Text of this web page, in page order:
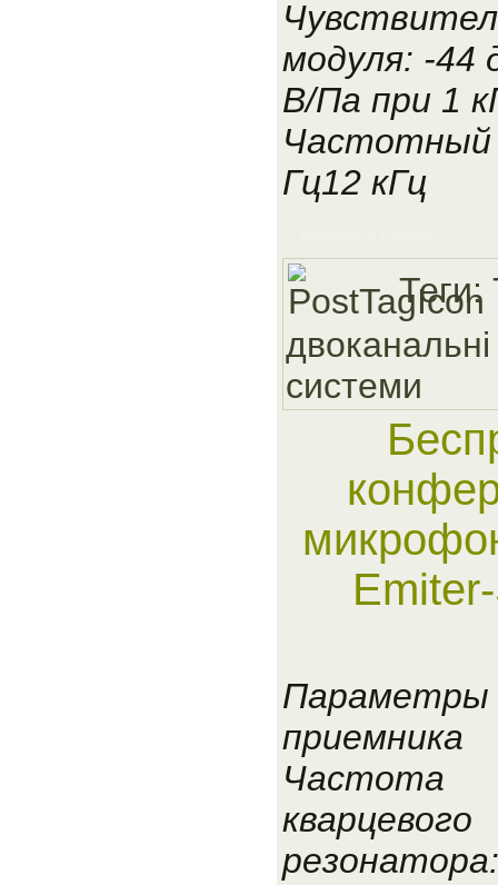
модуля: -44
В/Па при 1
Частотный
Гц12 кГц
Теги:
системи
Параметры
приемника
Частота
кварцевого
резонатора: